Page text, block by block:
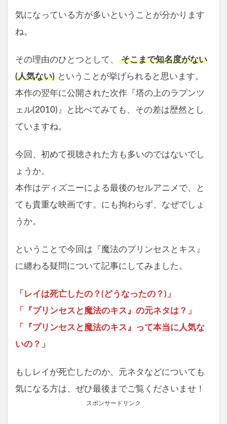
気になっている方が多いということが分かります
ね。
その理由のひとつとして、 そこまで知名度がない
(人気ない) ということが挙げられると思います。
本作の翌年に公開された次作『塔の上のラプンツ
ェル(2010)』と比べてみても、その差は歴然とし
ていますね。
今回、初めて視聴された方も多いのではないでし
ょうか。
本作はディズニーによる最後のセルアニメで、と
ても貴重な映画です。にも拘わらず、なぜでしょ
うか。
ということで今回は『魔法のプリンセスとキス』
に纏わる疑問について記事にしてみました。
「レイは死亡したの？(どうなったの？)」
「『プリンセスと魔法のキス』の元ネタは？ 」
「『プリンセスと魔法のキス』って本当に人気な
いの？」
もしレイが死亡したのか、元ネタなどについても
気になる方は、ぜひ最後までご覧くださいませ！
スポンサードリンク